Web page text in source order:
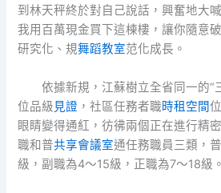
到林天秤終於對自己說話，興奮地大
我用百萬現金買下這棟樓，讓你隨意
研究化、規舞蹈教室范化成長。
依據新規，江蘇樹立全省同一的“
位品級見證 ，社區任務者職時租空間
眼睛變得通紅，彷彿兩個正在進行精
職和普共享會議室通任務職員三類，
級，副職為4～15級，正職為7～18級。